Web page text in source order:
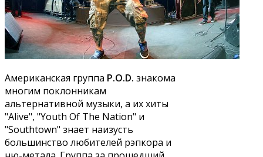
Американская группа P.O.D. знакома
многим поклонникам
альтернативной музыки, а их хиты
"Alive", "Youth Of The Nation" и
"Southtown" знает наизусть
большинство любителей рэпкора и